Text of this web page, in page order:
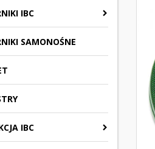
IBC
SAMONOŚNE
IBC